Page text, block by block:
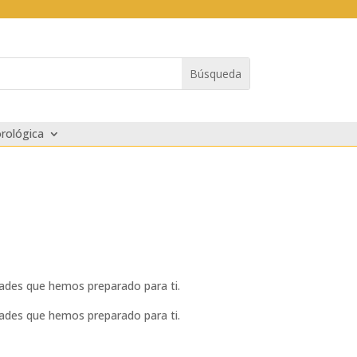
que hemos preparado para ti.
que hemos preparado para ti.